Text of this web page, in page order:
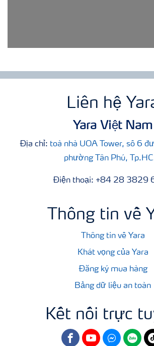
Liên hệ
Yara Việt Nam
Địa chỉ: toà nhà UOA Tower, số 6
phường Tân Phú,
Điện thoại: +84 28 3829
Thông tin về
Thông tin về Yara
Khát vọng của Yara
Đăng ký mua hàng
Bảng dữ liệu an toàn
Kết nối trực
facebookyoutube
fb zalo